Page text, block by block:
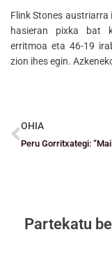
Flink Stones austriarra
hasieran pixka bat
erritmoa eta 46-19
zion ihes egin.
OHIA
Partekatu